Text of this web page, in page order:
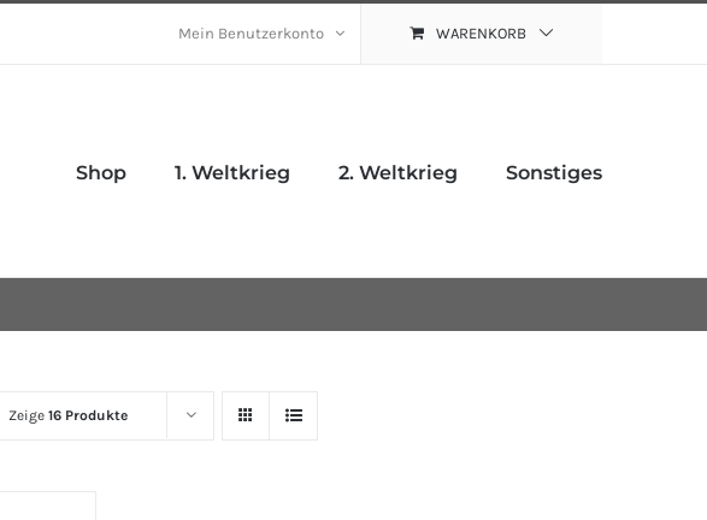
Mein Benutzerkonto WARENKORB
Shop 1. Weltkrieg 2. Weltkrieg Sonstiges
Zeige16 Produkte